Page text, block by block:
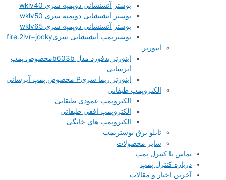
بوستر آتشنشانی دوپمپه سری wklv40
بوستر آتشنشانی دوپمپه سری wklv50
بوستر آتشنشانی دوپمپه سری wklv65
بوسترپمپ آتشنشانی سریfire.2lvr+jocky
اینورتر
اینورتر بدفورد مدل b603bمخصوص پمپ
آبرسانی
اینورتر زیما سریP مخصوص پمپ آبرسانی
الکتروپمپ طبقاتی
الکتروپمپ عمودی طبقاتی
الکتروپمپ افقی طبقاتی
الکتروپمپ های خانگی
تابلو برق بوسترپمپ
سایر محصولات
تماس با کنترل پمپ
درباره کنترل پمپ
آخرین اخبار و مقالات